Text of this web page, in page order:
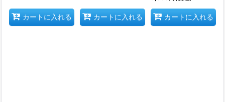
カートに入れる カートに入れる カートに入れる